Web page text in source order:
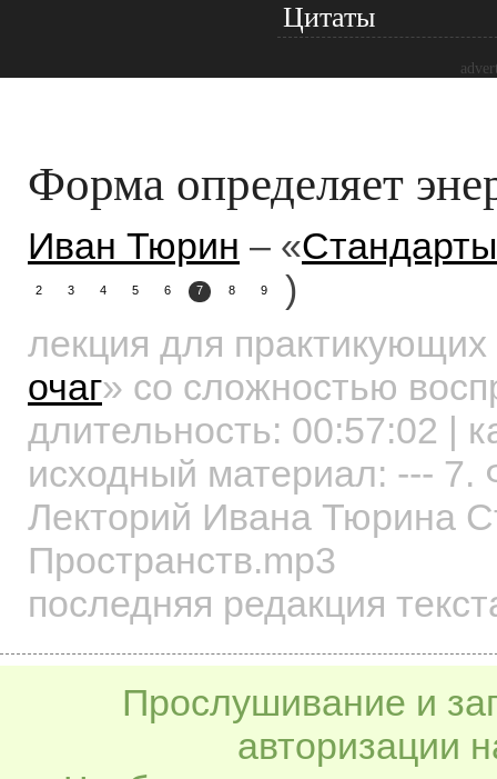
Цитаты
Форма определяет
Иван Тюрин – «
2 3 4 5 6 7 8 9
)
лекция для практикующих
очаг» со сложностью
длительность: 00:57:02 |
исходный материал: --- 7.
Лекторий Ивана Тюрина
Пространств.mp3
последняя редакция
Прослушивание и
авторизации